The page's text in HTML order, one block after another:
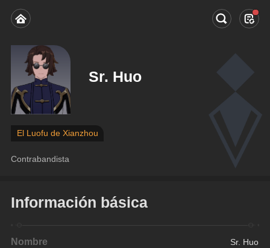
Sr. Huo
El Luofu de Xianzhou
Contrabandista
Información básica
Nombre Sr. Huo